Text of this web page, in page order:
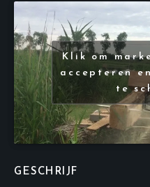
Klik om
accepteren
te
GESCHRIJF